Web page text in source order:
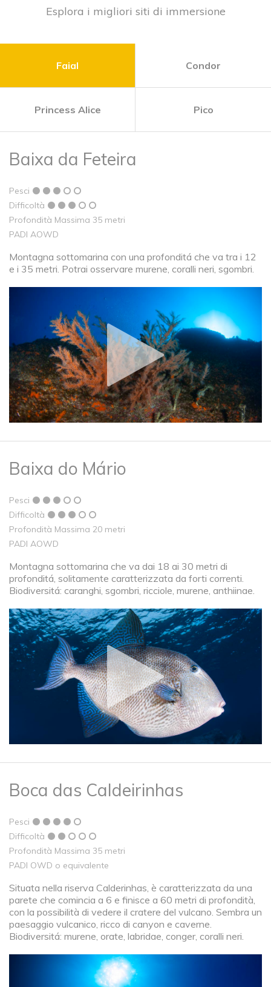
Esplora i migliori siti di immersione
Faial Condor
Princess Alice Pico
Baixa da Feteira
Pesci
Difficoltà
Profondità Massima 35 metri
PADI AOWD
Montagna sottomarina con una profonditá che va tra i 12
e i 35 metri. Potrai osservare murene, coralli neri, sgombri.
Baixa do Mário
Pesci
Difficoltà
Profondità Massima 20 metri
PADI AOWD
Montagna sottomarina che va dai 18 ai 30 metri di
profonditá, solitamente caratterizzata da forti correnti.
Biodiversitá: caranghi, sgombri, ricciole, murene, anthiinae.
Boca das Caldeirinhas
Pesci
Difficoltà
Profondità Massima 35 metri
PADI OWD o equivalente
Situata nella riserva Calderinhas, è caratterizzata da una
parete che comincia a 6 e finisce a 60 metri di profondità,
con la possibilità di vedere il cratere del vulcano. Sembra un
paesaggio vulcanico, ricco di canyon e caverne.
Biodiversitá: murene, orate, labridae, conger, coralli neri.